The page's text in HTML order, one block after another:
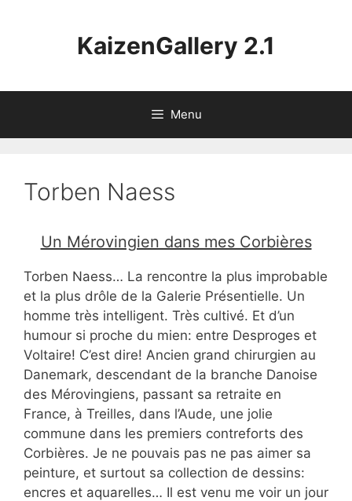
KaizenGallery 2.1
Menu
Torben Naess
Un Mérovingien dans mes Corbières
Torben Naess… La rencontre la plus improbable
et la plus drôle de la Galerie Présentielle. Un
homme très intelligent. Très cultivé. Et d’un
humour si proche du mien: entre Desproges et
Voltaire! C’est dire! Ancien grand chirurgien au
Danemark, descendant de la branche Danoise
des Mérovingiens, passant sa retraite en
France, à Treilles, dans l’Aude, une jolie
commune dans les premiers contreforts des
Corbières. Je ne pouvais pas ne pas aimer sa
peinture, et surtout sa collection de dessins:
encres et aquarelles… Il est venu me voir un jour